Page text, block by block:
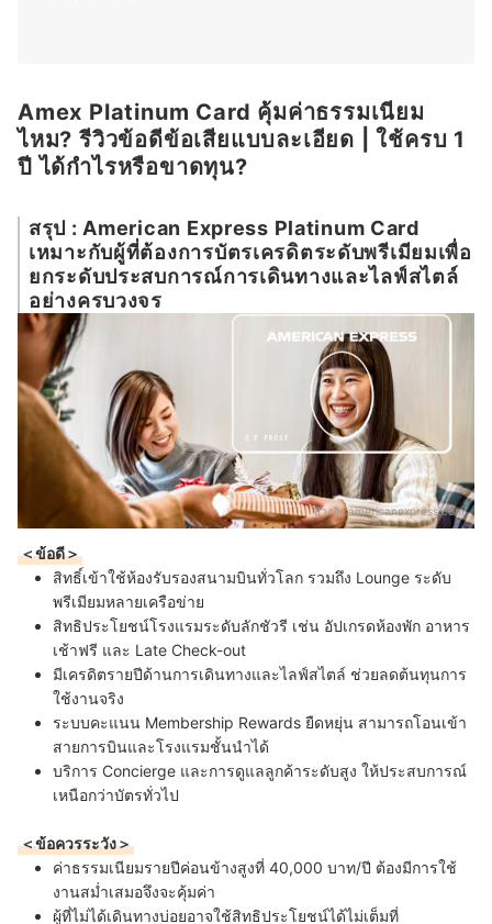
②สิทธิ์ห้องรับรองสนามบินและประกันการเดินทาง
③สิทธิประโยชน์ด้านโรงแรมและไลฟ์สไตล์ระดับพรีเมียม
④ระบบคะแนนสะสมและความยืดหยุ่นในการแลกคะแนน
⑤การบริการลูกค้าและประสบการณ์การใช้งานจริง
Amex Platinum Card คุ้มค่าธรรมเนียม
ไหม? รีวิวข้อดีข้อเสียแบบละเอียด | ใช้ครบ 1
ปี ได้กำไรหรือขาดทุน?
สรุป : American Express Platinum Card
เหมาะกับผู้ที่ต้องการบัตรเครดิตระดับพรีเมียมเพื่อ
ยกระดับประสบการณ์การเดินทางและไลฟ์สไตล์
อย่างครบวงจร
อ้างอิง:americanexpress.com
＜ข้อดี＞
สิทธิ์เข้าใช้ห้องรับรองสนามบินทั่วโลก รวมถึง Lounge ระดับ
พรีเมียมหลายเครือข่าย
สิทธิประโยชน์โรงแรมระดับลักชัวรี เช่น อัปเกรดห้องพัก อาหาร
เช้าฟรี และ Late Check-out
มีเครดิตรายปีด้านการเดินทางและไลฟ์สไตล์ ช่วยลดต้นทุนการ
ใช้งานจริง
ระบบคะแนน Membership Rewards ยืดหยุ่น สามารถโอนเข้า
สายการบินและโรงแรมชั้นนำได้
บริการ Concierge และการดูแลลูกค้าระดับสูง ให้ประสบการณ์
เหนือกว่าบัตรทั่วไป
＜ข้อควรระวัง＞
ค่าธรรมเนียมรายปีค่อนข้างสูงที่ 40,000 บาท/ปี ต้องมีการใช้
งานสม่ำเสมอจึงจะคุ้มค่า
ผู้ที่ไม่ได้เดินทางบ่อยอาจใช้สิทธิประโยชน์ได้ไม่เต็มที่